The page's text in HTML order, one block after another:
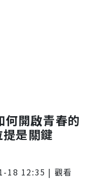
何開啟青春的
是關鍵
18 12:35 | 觀看